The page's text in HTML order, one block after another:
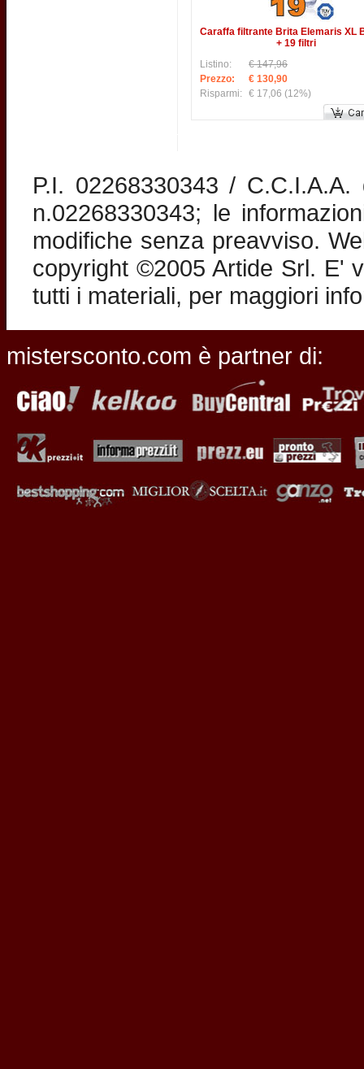
Caraffa filtrante Brita Elemaris XL
+ 19 filtri
Listino:
€ 147,96
Prezzo:
€ 130,90
Risparmi: € 17,06 (12%)
P.I. 02268330343 /
n.02268330343; le
modifiche senza preavviso.
copyright ©2005 Artide Srl. E'
tutti i materiali, per maggiori
mistersconto.com è partner di: